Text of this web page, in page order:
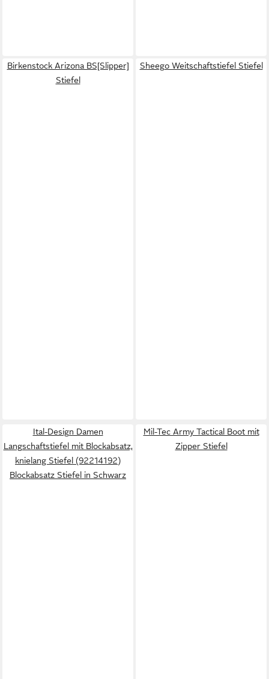
Birkenstock Arizona BS[Slipper]
Stiefel
Sheego Weitschaftstiefel Stiefel
Ital-Design Damen
Langschaftstiefel mit Blockabsatz,
knielang Stiefel (92214192)
Blockabsatz Stiefel in Schwarz
Mil-Tec Army Tactical Boot mit
Zipper Stiefel